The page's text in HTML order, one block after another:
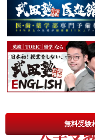
無料受験
大学受